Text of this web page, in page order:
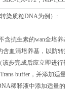
染质粒DNA为例）:
含抗生素的wan全培养基）
血清培养基，以防转染
该步完成后应立即进行转染
buffer，并添加适量
稀释液中添加适量的转